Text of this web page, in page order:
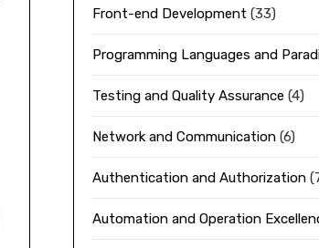
Front-end Development (33)
Programming Languages and
Testing and Quality Assurance (4)
Network and Communication(6)
Authentication and Authorization
Automation and Operation